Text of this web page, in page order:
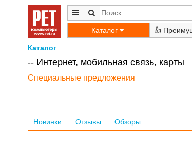
Каталог 👍
Каталог
-- Интернет, мобильная связь, карты
Специальные предложения
Новинки Отзывы Обзоры